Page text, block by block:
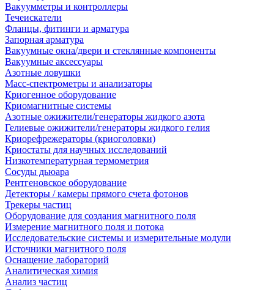
Вакуумметры и контроллеры
Течеискатели
Фланцы, фитинги и арматура
Запорная арматура
Вакуумные окна/двери и стеклянные компоненты
Вакуумные аксессуары
Азотные ловушки
Масс-спектрометры и анализаторы
Криогенное оборудование
Криомагнитные системы
Азотные ожижители/генераторы жидкого азота
Гелиевые ожижители/генераторы жидкого гелия
Криорефрежераторы (криоголовки)
Криостаты для научных исследований
Низкотемпературная термометрия
Сосуды дьюара
Рентгеновское оборудование
Детекторы / камеры прямого счета фотонов
Трекеры частиц
Оборудование для создания магнитного поля
Измерение магнитного поля и потока
Исследовательские системы и измерительные модули
Источники магнитного поля
Оснащение лабораторий
Аналитическая химия
Анализ частиц